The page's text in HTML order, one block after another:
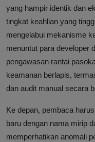
yang hampir identik dan
tingkat keahlian yang
mengelabui mekanisme
menuntut para developer
pengawasan rantai
keamanan berlapis,
dan audit manual secara
Ke depan, pembaca
baru dengan nama mirip
memperhatikan anomali